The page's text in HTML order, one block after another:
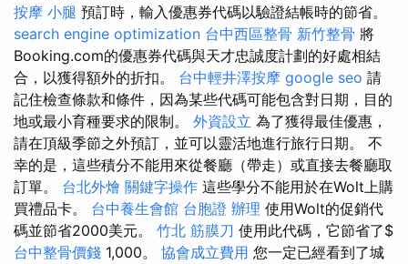
按摩 小腿 預訂時，輸入優惠券代碼以驗證結帳時的節省。
search engine optimization 台中西區整骨 新竹整骨 將
Booking.com的優惠券代碼與天才忠誠度計劃的好處相結
合，以獲得額外的折扣。 台中輕井澤按摩 google seo 請
記住檢查條款和條件，因為某些代碼可能包含對日期，目的
地或最小育種要求的限制。 外資設立 為了獲得最佳優惠，
請在頂級季節之外預訂，並可以靈活地進行旅行日期。 不
幸的是，這些積分不能用來從餐廳（帶走）或直接去餐廳取
訂單。 台北外燴 關鍵字操作 這些學分不能用於在Wolt上購
買禮品卡。 台中養生會館 台胞證 辦理 使用Wolt的促銷代
碼並節省2000美元。 竹北 筋膜刀 使用此代碼，它節省了$
台中整骨價錢 1,000。 協會成立費用 您一定已經看到了城